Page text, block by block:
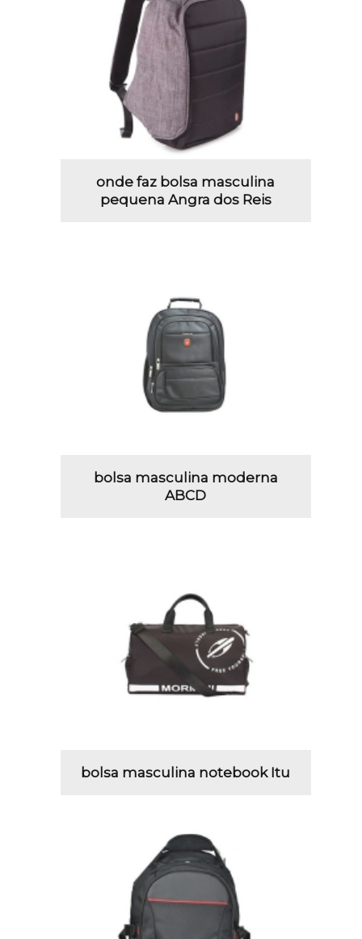
onde faz bolsa masculina
pequena Angra dos Reis
bolsa masculina moderna
ABCD
bolsa masculina notebook Itu